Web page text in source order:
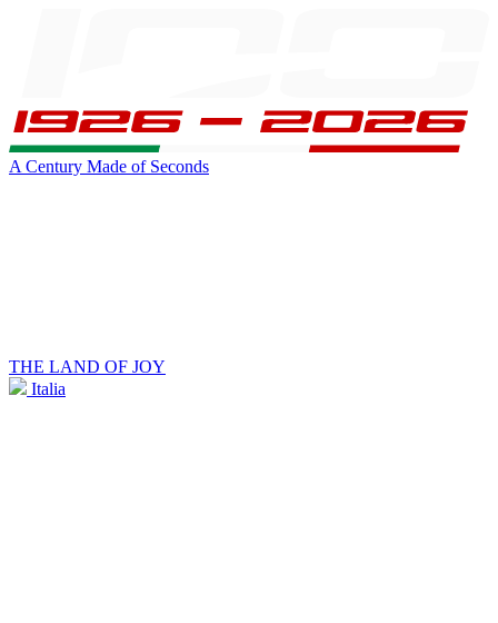
A Century Made of Seconds
THE LAND OF JOY
Italia